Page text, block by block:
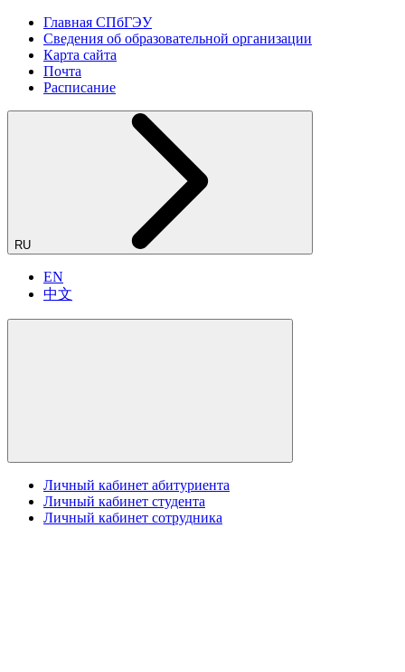
Главная СПбГЭУ
Сведения об образовательной организации
Карта сайта
Почта
Расписание
RU
EN
中文
Личный кабинет абитуриента
Личный кабинет студента
Личный кабинет сотрудника